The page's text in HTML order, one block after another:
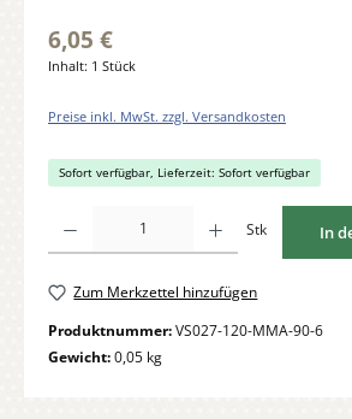
6,05 €
Inhalt: 1 Stück
Preise inkl. MwSt. zzgl. Versandkosten
Sofort verfügbar, Lieferzeit: Sofort verfügbar
Stk In
Zum Merkzettel hinzufügen
Produktnummer:VS027-120-MMA-90-6
Gewicht:0,05 kg